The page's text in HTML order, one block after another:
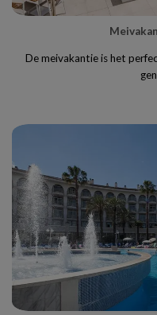
De meivakantie is het